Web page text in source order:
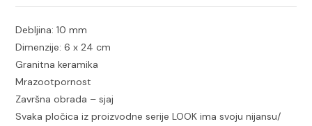
Debljina: 10 mm
Dimenzije: 6 x 24 cm
Granitna keramika
Mrazootpornost
Završna obrada – sjaj
Svaka pločica iz proizvodne serije LOOK ima svoju nijansu/